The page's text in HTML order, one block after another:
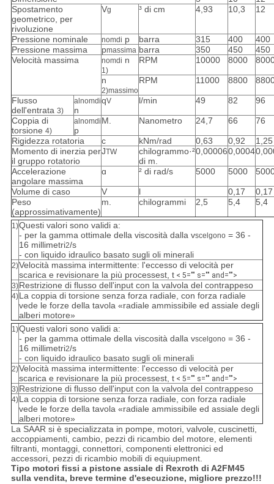
Spostamento
geometrico, per
rivoluzione
Vg ³ di cm 4,93 10,3 12
Pressione nominale nomdi p barra 315 400
400
Pressione massima
pmassima barra 350 450
450
Velocità massima
nomdi n
1)
RPM 10000 8000
n
2)massimo
RPM 11000 8800
Flusso
dell'entrata 3)
alnomdi
n
qV l/min 49 82 96
Coppia di
torsione 4)
alnomdi
p
M. Nanometro 24,7 66 76
Rigidezza rotatoria c kNm/rad 0,63 0,92
1,25
Momento di inerzia per
il gruppo rotatorio
JTW
chilogrammo·²
di m.
0,000060,0004
Accelerazione
angolare massima
ɑ ² di rad/s 5000 5000
Volume di caso V l 0,17
0,17
Peso
(approssimativamente)
m. chilogrammi 2,5 5,4 5,4
1)Questi valori sono validi a:
- per la gamma ottimale della viscosità dalla vscelgono= 36 -
16 millimetri2/s
- con liquido idraulico basato sugli oli minerali
2)Velocità massima intermittente: l'eccesso di velocità per
scarica e revisionare la più processest, t< 5="" s="" and="">
3)Restrizione di flusso dell'input con la valvola del contrappeso
4)La coppia di torsione senza forza radiale, con forza radiale
vede le forze della tavola «radiale ammissibile ed assiale degli
alberi motore»
1)Questi valori sono validi a:
- per la gamma ottimale della viscosità dalla vscelgono= 36 -
16 millimetri2/s
- con liquido idraulico basato sugli oli minerali
2)Velocità massima intermittente: l'eccesso di velocità per
scarica e revisionare la più processest, t< 5="" s="" and="">
3)Restrizione di flusso dell'input con la valvola del contrappeso
4)La coppia di torsione senza forza radiale, con forza radiale
vede le forze della tavola «radiale ammissibile ed assiale degli
alberi motore»
La SAAR si è specializzata in pompe, motori, valvole, cuscinetti,
accoppiamenti, cambio, pezzi di ricambio del motore, elementi
filtranti, montaggi, connettori, componenti elettronici ed
accessori, pezzi di ricambio mobili di equiupment.
Tipo motori fissi a pistone assiale di Rexroth di A2FM45
sulla vendita, breve termine d'esecuzione, migliore prezzo!!!